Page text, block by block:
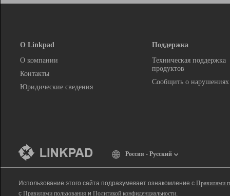
О Linkpad
О компании
Контакты
Юридические сведения
Поддержка
Техническая поддержка
продуктов
Сообщить о нарушениях
Россия - Русский
Использование этого сайта подразумевает ознакомление с Правилами
с Правилами пользования и Политикой конфиденциальности.